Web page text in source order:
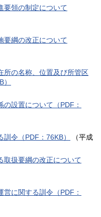
要領の制定について
要綱の改正について
所の名称、位置及び所管区
設置について（PDF：
令（PDF：76KB）
（平成
取扱要綱の改正について
に関する訓令（PDF：